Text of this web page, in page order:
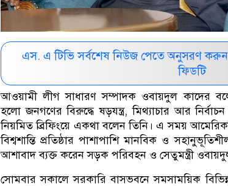
এস. এ টিভি সর্বশেষ নিউজ পেতে অনুসরণ করুন
ফিডটি
আওয়ামী লীগ সাধারণ সম্পাদক ওবায়দুল কাদের
হলো জনগণের বিরুদ্ধে ষড়যন্ত্র, মিথ্যাচার আর
নিয়মিত ব্রিফিংয়ে একথা বলেন তিনি। এ সময়
বিশ্বশান্তি প্রতিষ্ঠার পাশাপাশি মানবিক ও
আশাবাদ ব্যক্ত করেন সড়ক পরিবহন ও সেতুমন্ত্রী
সোমবার সকালে সরকারি বাসভবনে সমসাময়িক